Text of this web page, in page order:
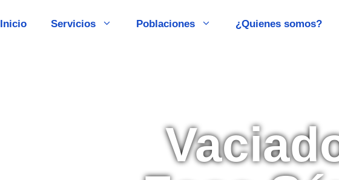
Inicio Servicios Poblaciones ¿Quienes somos?